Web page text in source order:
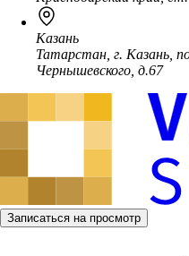
Казань
Татарстан, г. Казань,
Чернышевского, д.67
Записаться на просмотр